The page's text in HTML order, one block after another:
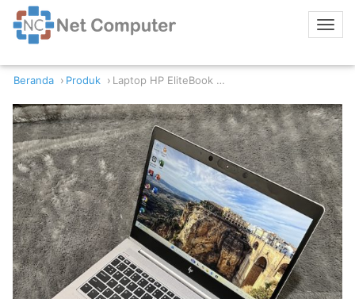
Beranda Produk Laptop HP EliteBook 830 G6 Intel Core i7-8565U 16/512